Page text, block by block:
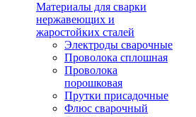
Материалы для сварки
нержавеющих и
жаростойких сталей
Электроды сварочные
Проволока сплошная
Проволока
порошковая
Прутки присадочные
Флюс сварочный